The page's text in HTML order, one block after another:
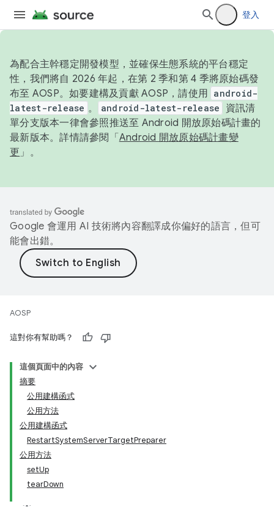
登入
為配合主幹穩定開發模型，並確保生態系統的平台穩定
性，我們將自 2026 年起，在第 2 季和第 4 季將原始碼發
布至 AOSP。如要建構及貢獻 AOSP，請使用 android-
latest-release 。 android-latest-release
資訊清
單分支版本一律會參照推送至 Android 開放原始碼計畫的
最新版本。詳情請參閱「 Android 開放原始碼計畫變
更 」。
Google 會運用 AI 技術將內容翻譯成你偏好的語言，但可
能會出錯。
AOSP
這對你有幫助嗎？
這個頁面中的內容
摘要
公用建構函式
公用方法
公用建構函式
RestartSystemServerTargetPreparer
公用方法
setUp
tearDown